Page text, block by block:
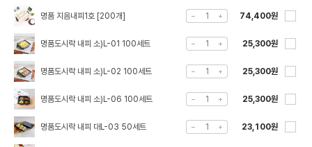
명품 지음내피1호 [200개] 74,400원
명품도시락 내피 소)L-01 100세트 25,300원
명품도시락 내피 소)L-02 100세트 25,300원
명품도시락 내피 소)L-06 100세트 25,300원
명품도시락 내피 대L-03 50세트 23,100원